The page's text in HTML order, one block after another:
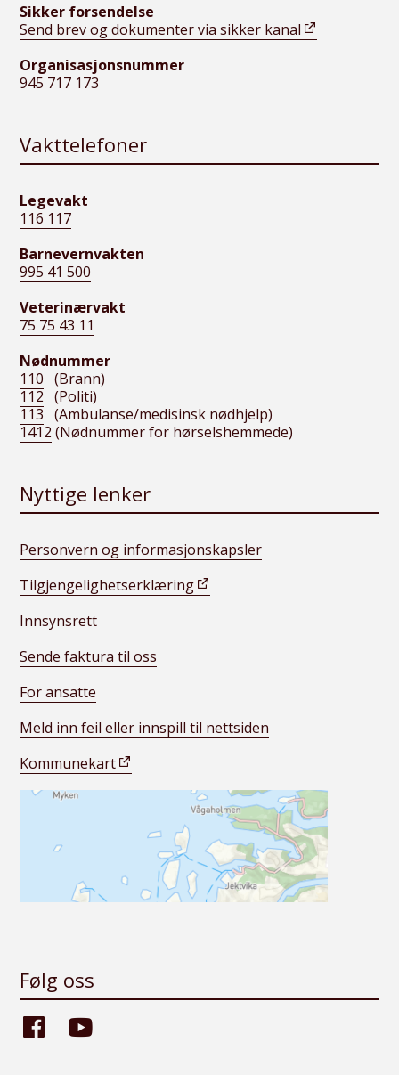
Sikker forsendelse
Send brev og dokumenter via sikker kanal
Organisasjonsnummer
945 717 173
Vakttelefoner
Legevakt
116 117
Barnevernvakten
995 41 500
Veterinærvakt
75 75 43 11
Nødnummer
110 (Brann)
112 (Politi)
113 (Ambulanse/medisinsk nødhjelp)
1412 (Nødnummer for hørselshemmede)
Nyttige lenker
Personvern og informasjonskapsler
Tilgjengelighetserklæring
Innsynsrett
Sende faktura til oss
For ansatte
Meld inn feil eller innspill til nettsiden
Kommunekart
Følg oss
Facebook